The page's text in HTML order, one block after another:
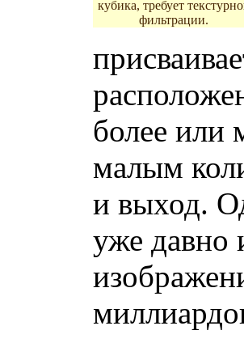
кубика, требует
фильтрации.
более или
малым
и выход.
уже давно